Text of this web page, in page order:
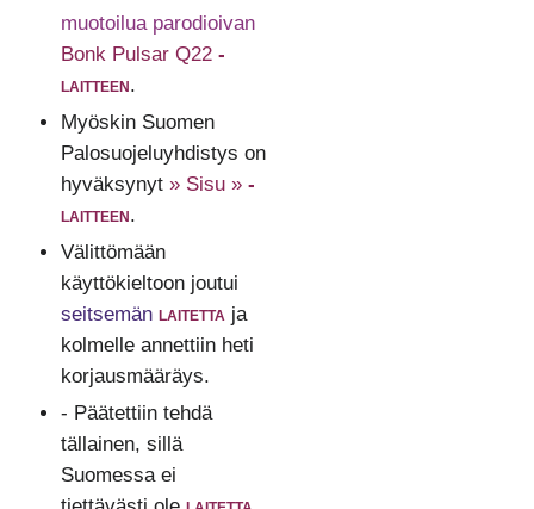
muotoilua parodioivan
Bonk Pulsar Q22 -
laitteen.
Myöskin Suomen
Palosuojeluyhdistys on
hyväksynyt » Sisu » -
laitteen.
Välittömään
käyttökieltoon joutui
seitsemän laitetta ja
kolmelle annettiin heti
korjausmääräys.
- Päätettiin tehdä
tällainen, sillä
Suomessa ei